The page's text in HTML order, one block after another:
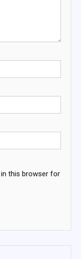
in this browser for